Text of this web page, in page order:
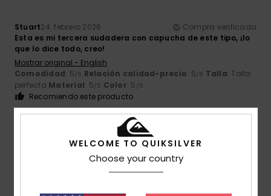
Stuart24. febrero 2026
Compra verificada
Esta es mi tercera sudadera con capucha de este tipo, ¡lo
que lo dice todo, creo!
Mostrar original - English
Comodidad: 5/5 Relación calidad-precio: 5/5 Talla: Talla
perfecta Material: 5/5 Color: 5 /5
Recomiendo este producto
5/5
WELCOME TO QUIKSILVER
Choose your country